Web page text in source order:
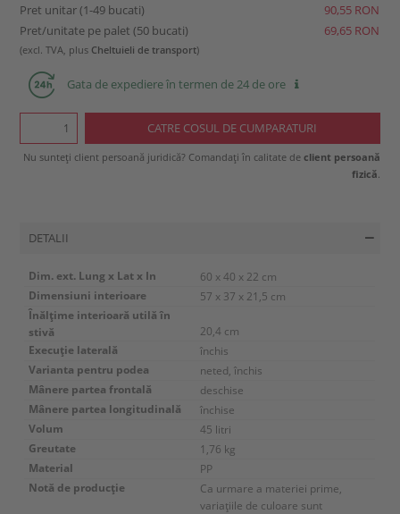
Pret unitar (1-49 bucati)
90,55 RON
Pret/unitate pe palet (50 bucati)
69,65 RON
(excl. TVA, plus Cheltuieli de transport)
Gata de expediere în termen de 24 de ore
Nu sunteți client persoană juridică? Comandați în calitate de client persoană
fizică
DETALII
Dim. ext. Lung x Lat x In 60 x 40 x 22 cm
Dimensiuni interioare 57 x 37 x 21,5 cm
Înălţime interioară utilă în
stivă
20,4 cm
Execuţie laterală închis
Varianta pentru podea neted, închis
Mânere partea frontală deschise
Mânere partea longitudinală închise
Volum 45 litri
Greutate 1,76 kg
Material PP
Notă de producție
Ca urmare a materiei prime,
variațiile de culoare sunt